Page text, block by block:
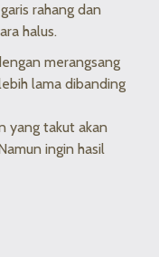
rahang dan
halus.
merangsang
lama dibanding
yang takut akan
ingin hasil